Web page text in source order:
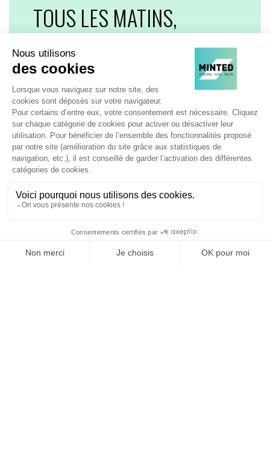
TOUS LES MATINS,
RECEVEZ UNE DOSE
D'ADTECH,
D'EVENEMENTS,
D'INNOVATIONS, MEDIA,
MARKETING...
11 12